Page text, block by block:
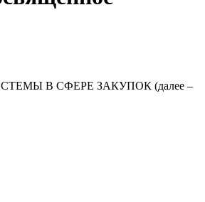
В СФЕРЕ ЗАКУПОК (далее –